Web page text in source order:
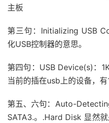
主板
第三句：Initializing USB
化USB控制器的意思。
第四句：USB Device(s)：
当前的插在usb上的设备，有
第五、六句：Auto-
SATA3.。.Hard Disk 显然